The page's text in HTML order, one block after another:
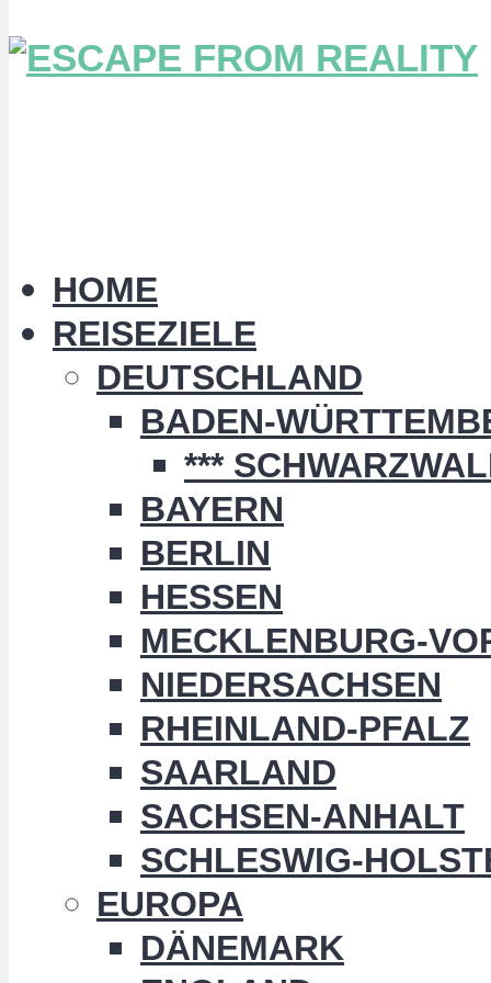
HOME
REISEZIELE
DEUTSCHLAND
BADEN-
***
BAYERN
BERLIN
HESSEN
MECKLENBURG-
NIEDERSACHSEN
RHEINLAND-PFALZ
SAARLAND
SACHSEN-ANHALT
SCHLESWIG-
EUROPA
DÄNEMARK